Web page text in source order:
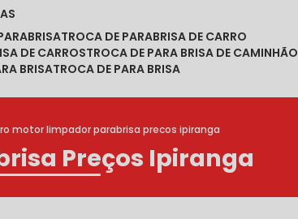
TROCA DE PARABRISA DE CARRO
DE CARROS TROCA DE PARA BRISA DE CAMINHÃO
BRISA TROCA DE PARA BRISA
motor limpador parabrisa precos ipiranga
Preços Ipiranga